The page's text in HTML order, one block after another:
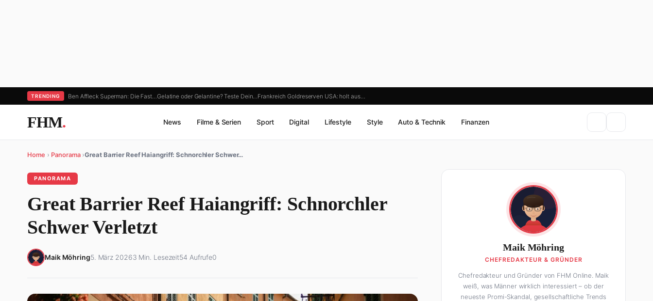
TRENDING Ben Affleck Superman: Die Fast… Gelatine oder Gelantine? Teste Dein… Frankreich Goldreserven USA: holt aus…
FHM. News Filme & Serien Sport Digital Lifestyle Style Auto & Technik Finanzen
Home › Panorama ›Great Barrier Reef Haiangriff: Schnorchler Schwer…
PANORAMA
Great Barrier Reef Haiangriff: Schnorchler
Schwer Verletzt
Maik Möhring5. März 20263 Min. Lesezeit54 Aufrufe0
Maik Möhring
CHEFREDAKTEUR & GRÜNDER
Chefredakteur und Gründer von FHM Online. Maik
weiß, was Männer wirklich interessiert – ob der
neueste Promi-Skandal, gesellschaftliche Trends